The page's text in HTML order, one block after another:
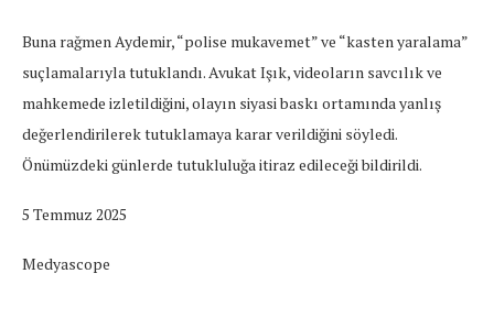
Buna rağmen Aydemir, “polise mukavemet” ve “kasten yaralama”
suçlamalarıyla tutuklandı. Avukat Işık, videoların savcılık ve
mahkemede izletildiğini, olayın siyasi baskı ortamında yanlış
değerlendirilerek tutuklamaya karar verildiğini söyledi.
Önümüzdeki günlerde tutukluluğa itiraz edileceği bildirildi.
5 Temmuz 2025
Medyascope